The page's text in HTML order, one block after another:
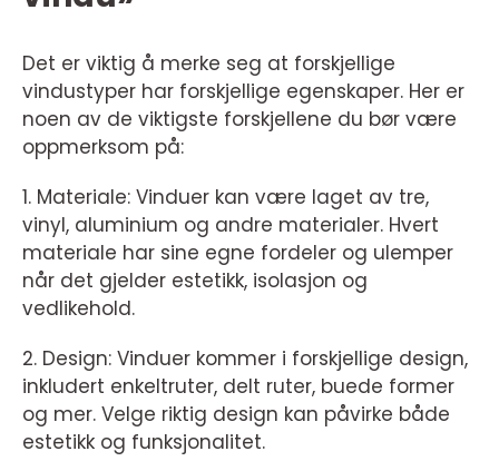
Det er viktig å merke seg at forskjellige
vindustyper har forskjellige egenskaper. Her er
noen av de viktigste forskjellene du bør være
oppmerksom på:
1. Materiale: Vinduer kan være laget av tre,
vinyl, aluminium og andre materialer. Hvert
materiale har sine egne fordeler og ulemper
når det gjelder estetikk, isolasjon og
vedlikehold.
2. Design: Vinduer kommer i forskjellige design,
inkludert enkeltruter, delt ruter, buede former
og mer. Velge riktig design kan påvirke både
estetikk og funksjonalitet.